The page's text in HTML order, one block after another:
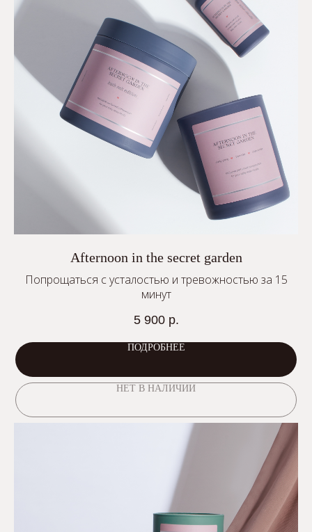
Afternoon in the secret garden
Попрощаться с усталостью и тревожностью за 15
минут
5 900 р.
ПОДРОБНЕЕ
НЕТ В НАЛИЧИИ